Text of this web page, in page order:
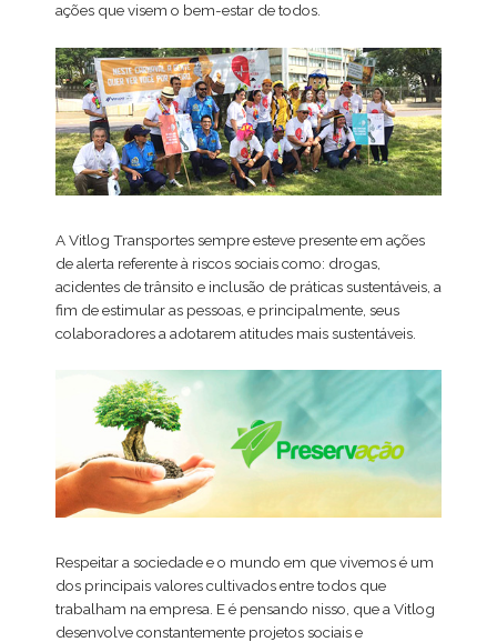
ações que visem o bem-estar de todos.
A Vitlog Transportes sempre esteve presente em ações
de alerta referente à riscos sociais como: drogas,
acidentes de trânsito e inclusão de práticas sustentáveis, a
fim de estimular as pessoas, e principalmente, seus
colaboradores a adotarem atitudes mais sustentáveis.
Respeitar a sociedade e o mundo em que vivemos é um
dos principais valores cultivados entre todos que
trabalham na empresa. E é pensando nisso, que a Vitlog
desenvolve constantemente projetos sociais e